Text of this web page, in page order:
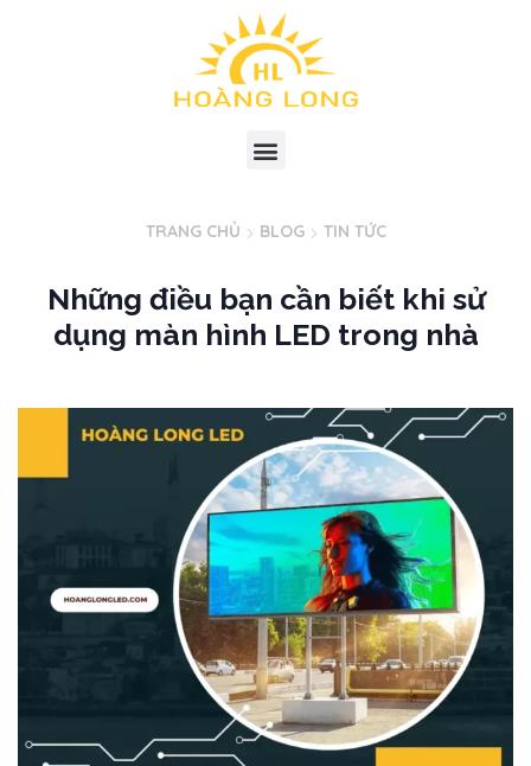
TRANG CHỦ BLOG TIN TỨC
Những điều bạn cần biết khi sử
dụng màn hình LED trong nhà